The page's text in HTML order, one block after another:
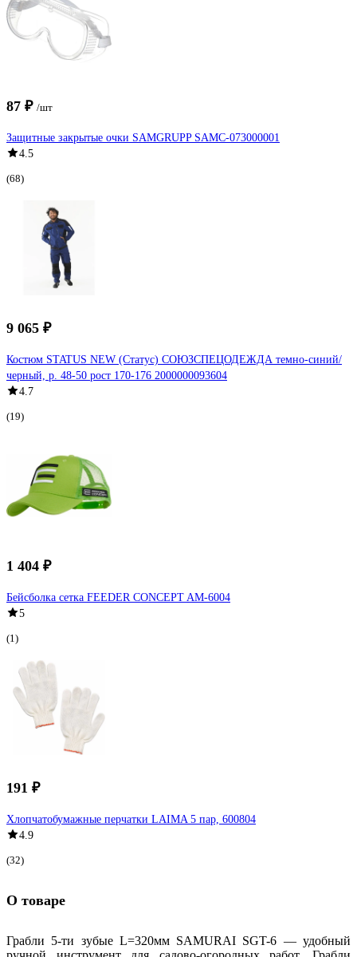
87 ₽ /шт
Защитные закрытые очки SAMGRUPP SAMC-073000001
4.5
(68)
9 065 ₽
Костюм STATUS NEW (Статус) СОЮЗСПЕЦОДЕЖДА темно-синий/
черный, р. 48-50 рост 170-176 2000000093604
4.7
(19)
1 404 ₽
Бейсболка сетка FEEDER CONCEPT AM-6004
5
(1)
191 ₽
Хлопчатобумажные перчатки LAIMA 5 пар, 600804
4.9
(32)
О товаре
Грабли 5-ти зубые L=320мм SAMURAI SGT-6 — удобный